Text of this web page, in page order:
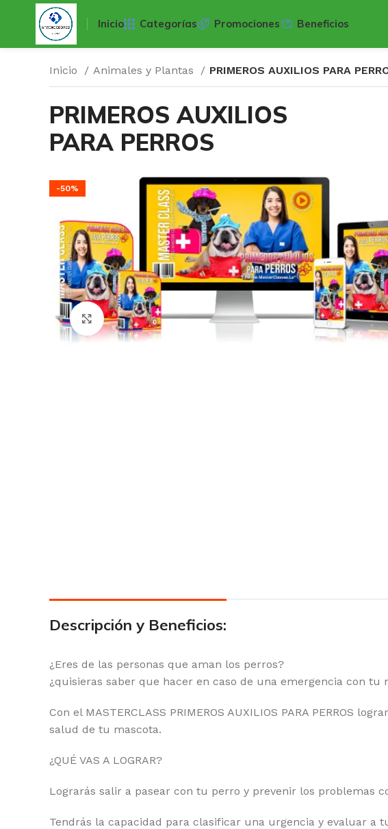
Inicio Categorías Promociones Beneficios
Inicio Animales y Plantas PRIMEROS AUXILIOS PARA
PRIMEROS AUXILIOS
PARA PERROS
-50%
Click para agrandar
Descripción y Beneficios:
¿Eres de las personas que aman los perros?
¿quisieras saber que hacer en caso de una emergencia con tu
Con el MASTERCLASS PRIMEROS AUXILIOS PARA PERROS
salud de tu mascota.
¿QUÉ VAS A LOGRAR?
Lograrás salir a pasear con tu perro y prevenir los problemas
Tendrás la capacidad para clasificar una urgencia y evaluar a